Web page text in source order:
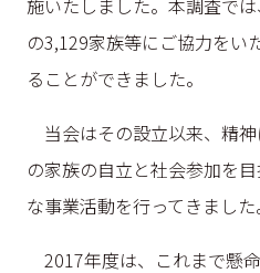
の3,129家族等にご協力をい
ることができました。
当会はその設立以来、精
の家族の自立と社会参加を
な事業活動を行ってきました
2017年度は、これまで懸